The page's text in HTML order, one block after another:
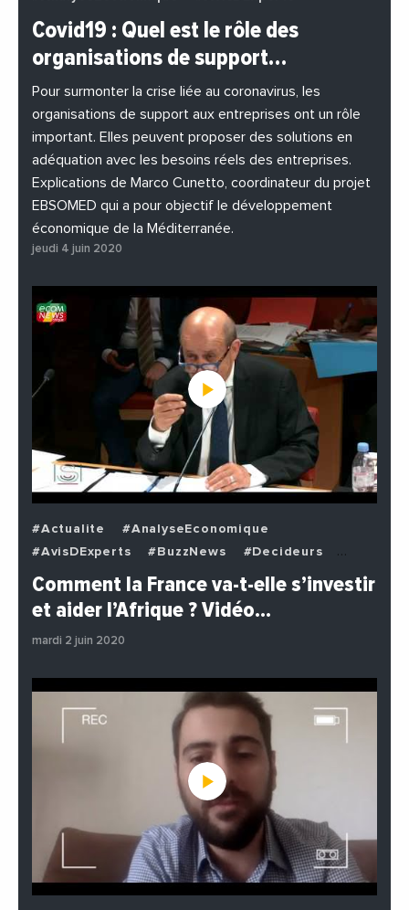
#BuzzNews
#Decideurs
#EchangesMediterraneens
#EnDirectDe
#Entreprises
#Institutions
#PhotosEtVideos
Covid19 : Quel est le rôle des
organisations de support…
Pour surmonter la crise liée au coronavirus, les
organisations de support aux entreprises ont un rôle
important. Elles peuvent proposer des solutions en
adéquation avec les besoins réels des entreprises.
Explications de Marco Cunetto, coordinateur du projet
EBSOMED qui a pour objectif le développement
économique de la Méditerranée.
jeudi 4 juin 2020
#Actualite
#AnalyseEconomique
#AvisDExperts
#BuzzNews
#Decideurs
#EchangesMediterraneens
#Economie
#Politique
Comment la France va-t-elle s’investir
et aider l’Afrique ? Vidéo…
mardi 2 juin 2020